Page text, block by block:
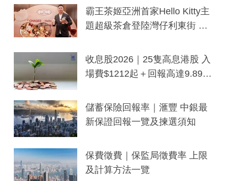
分鐘生成「貼地」宣傳短片
霸王茶姬亞洲首家Hello Kitty主
題超級茶倉登陸灣仔利東街 推
y及香港限定特調系列
收息股2026｜25隻高息港股 入
場費$1212起＋回報高達9.89
儲蓄保險回報率｜滙豐 中銀最
新保證回報一覽及揀選須知
保費徵費｜保監局徵費率 上限
及計算方法一覽